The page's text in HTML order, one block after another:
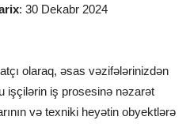
: 30 Dekabr 2024
olaraq, əsas vəzifələrinizdən
işçilərin iş prosesinə nəzarət
və texniki heyətin obyektlərə